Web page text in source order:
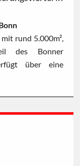
rund 5.000m²,
des Bonner
über eine